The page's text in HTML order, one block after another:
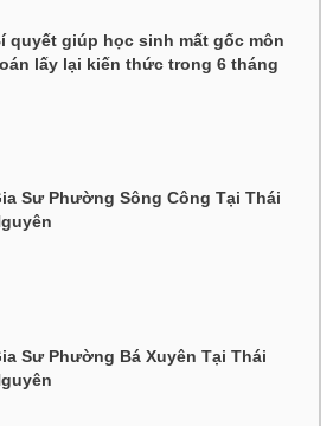
quyết giúp học sinh mất gốc môn
lấy lại kiến thức trong 6 tháng
Sư Phường Sông Công Tại Thái
Sư Phường Bá Xuyên Tại Thái